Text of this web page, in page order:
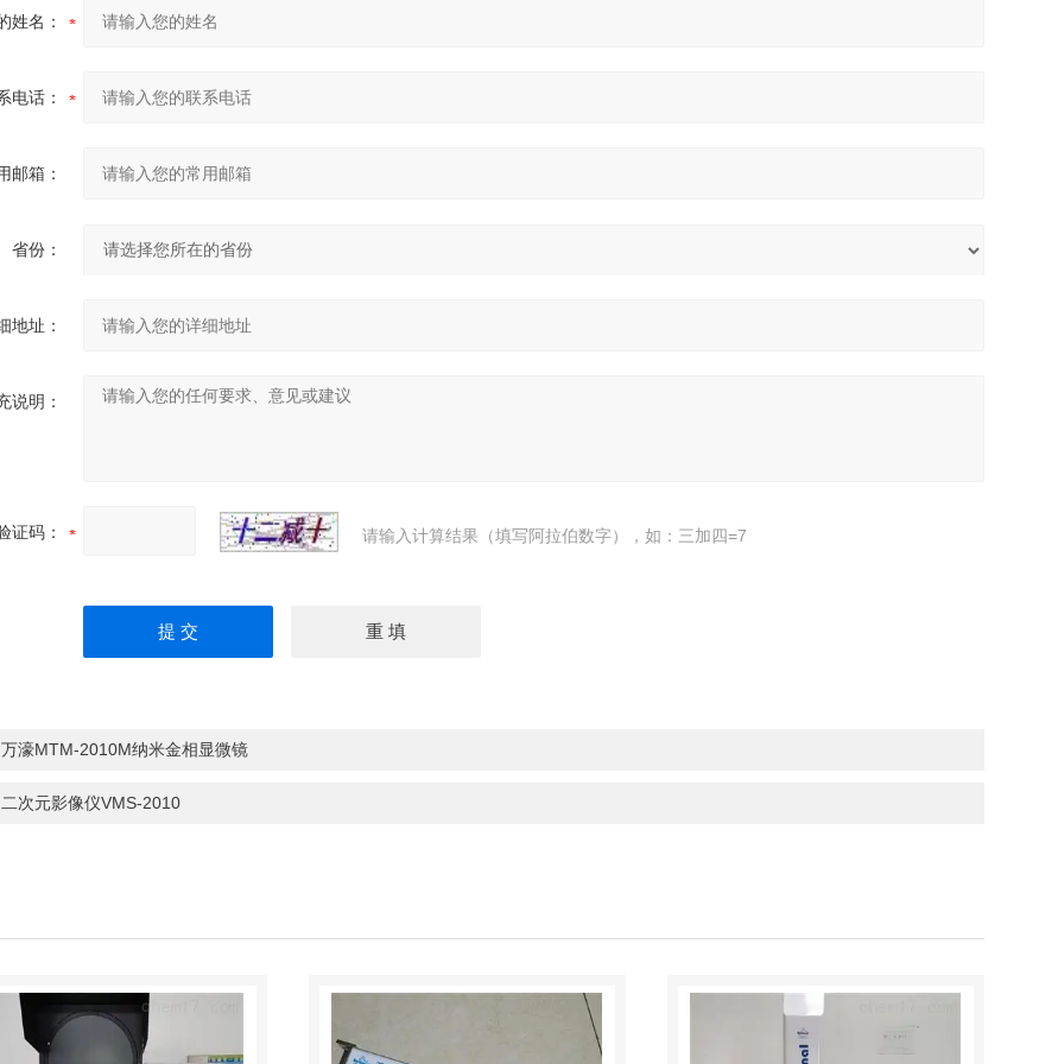
姓名：
电话：
邮箱：
省份：
地址：
说明：
证码： 请输入计算结果（填写阿拉伯数字），如：三加四=7
万濠MTM-2010M纳米金相显微镜
二次元影像仪VMS-2010